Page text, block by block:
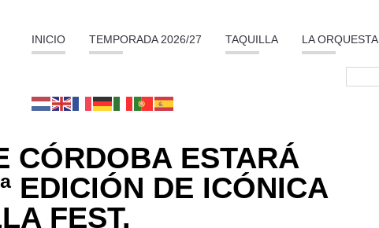
INICIO TEMPORADA 2026/27 TAQUILLA LA ORQUESTA
CÓRDOBA ESTARÁ
EDICIÓN DE ICÓNICA
FEST.